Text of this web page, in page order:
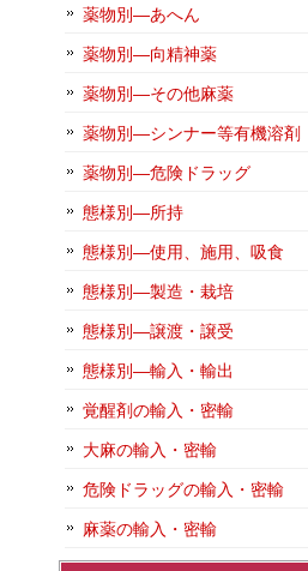
薬物別―あへん
薬物別―向精神薬
薬物別―その他麻薬
薬物別―シンナー等有機溶剤
薬物別―危険ドラッグ
態様別―所持
態様別―使用、施用、吸食
態様別―製造・栽培
態様別―譲渡・譲受
態様別―輸入・輸出
覚醒剤の輸入・密輸
大麻の輸入・密輸
危険ドラッグの輸入・密輸
麻薬の輸入・密輸